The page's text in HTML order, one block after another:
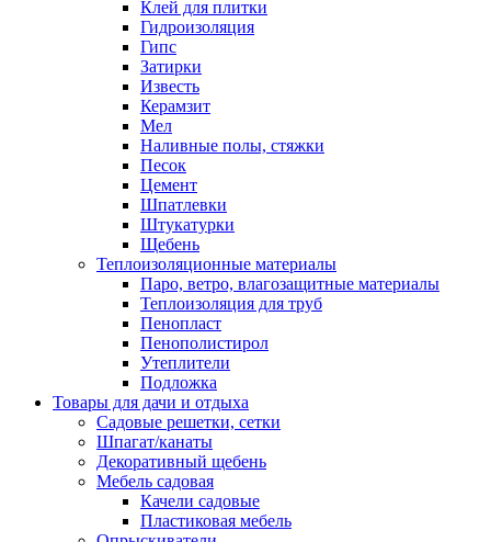
Клей для плитки
Гидроизоляция
Гипс
Затирки
Известь
Керамзит
Мел
Наливные полы, стяжки
Песок
Цемент
Шпатлевки
Штукатурки
Щебень
Теплоизоляционные материалы
Паро, ветро, влагозащитные материалы
Теплоизоляция для труб
Пенопласт
Пенополистирол
Утеплители
Подложка
Товары для дачи и отдыха
Садовые решетки, сетки
Шпагат/канаты
Декоративный щебень
Мебель садовая
Качели садовые
Пластиковая мебель